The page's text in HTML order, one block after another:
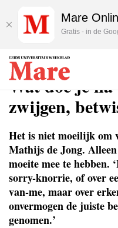
COLUMNS & OPINIE
Wat doe je
zwijgen,
Het is niet moeilijk om
Mathijs de Jong.
moeite mee te hebben.
sorry-knorrie, of over
van-me, maar over
onvermogen de juiste
genomen.’
Mare
Gratis - in de